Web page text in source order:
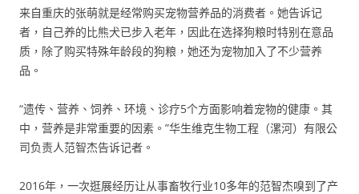
来自重庆的张萌就是经常购买宠物营养品的消费者。她告诉记
者，自己养的比熊犬已步入老年，因此在选择狗粮时特别在意品
质，除了购买特殊年龄段的狗粮，她还为宠物加入了不少营养
品。
“遗传、营养、饲养、环境、诊疗5个方面影响着宠物的健康。其
中，营养是非常重要的因素。”华生维克生物工程（漯河）有限公
司负责人范智杰告诉记者。
2016年，一次逛展经历让从事畜牧行业10多年的范智杰嗅到了产